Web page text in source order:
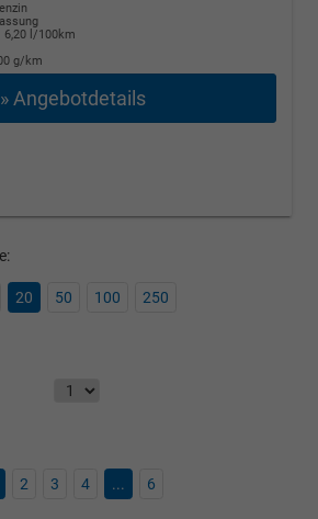
6,20 l/100km
g/km
» Angebotdetails
20 50 100 250
2 3 4 ... 6